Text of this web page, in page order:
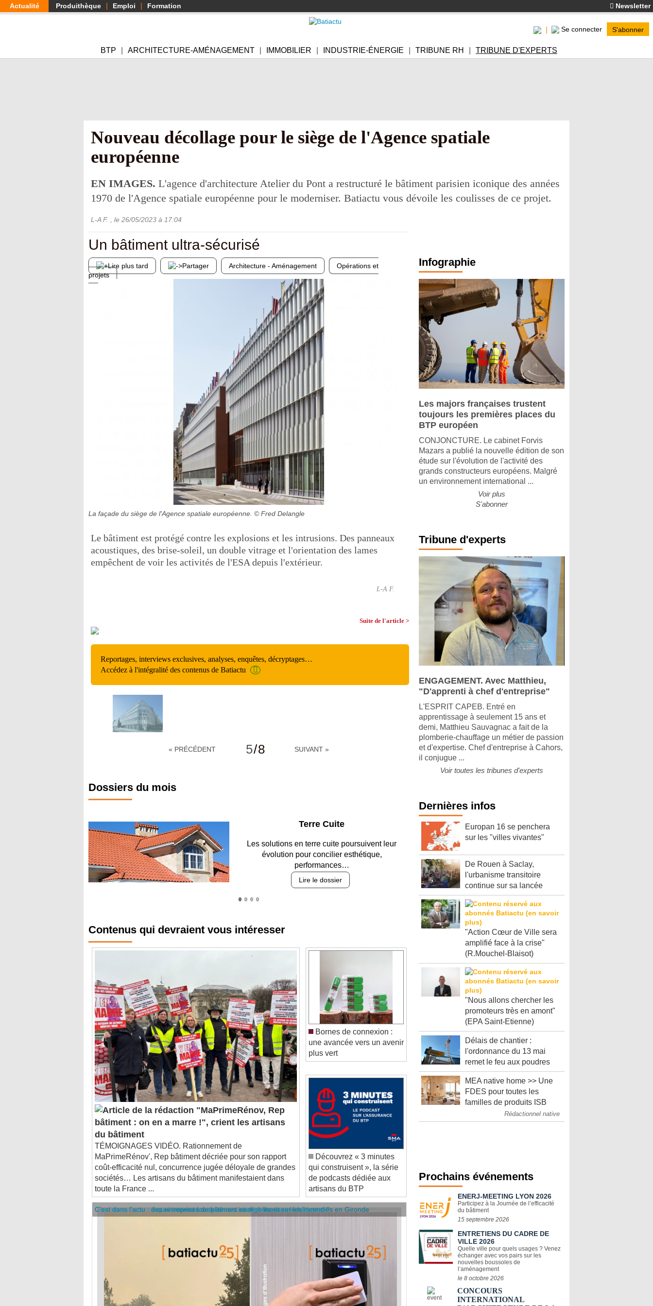
Aller
au
Actualité Produithèque Emploi Formation Newsletter
Se connecter S'abonner
BTP ARCHITECTURE-AMÉNAGEMENT IMMOBILIER INDUSTRIE-ÉNERGIE TRIBUNE RH TRIBUNE D'EXPERTS
Nouveau décollage pour le siège de l'Agence spatiale
européenne
EN IMAGES. L'agence d'architecture Atelier du Pont a restructuré le bâtiment parisien iconique des années
1970 de l'Agence spatiale européenne pour le moderniser. Batiactu vous dévoile les coulisses de ce projet.
L-A F. , le 26/05/2023 à 17:04
Un bâtiment ultra-sécurisé
Lire plus tard Partager Architecture - Aménagement
Opérations et
projets
La façade du siège de l'Agence spatiale européenne. © Fred Delangle
Le bâtiment est protégé contre les explosions et les intrusions. Des panneaux
acoustiques, des brise-soleil, un double vitrage et l'orientation des lames
empêchent de voir les activités de l'ESA depuis l'extérieur.
L-A F.
Suite de l'article >
Reportages, interviews exclusives, analyses, enquêtes, décryptages…
Accédez à l'intégralité des contenus de Batiactu
« PRÉCÉDENT 5/8 SUIVANT »
Dossiers du mois
Parking et garages
Entre circulation, sécurisation des accès, durabilité
des revêtements et intégration…
Lire le dossier
"MaPrimeRénov, Rep
bâtiment : on en a marre !", crient les artisans
du bâtiment
TÉMOIGNAGES VIDÉO. Rationnement de
MaPrimeRénov', Rep bâtiment décriée pour son rapport
coût-efficacité nul, concurrence jugée déloyale de grandes
sociétés… Les artisans du bâtiment manifestaient dans
toute la France ...
Bornes de connexion :
une avancée vers un avenir
plus vert
qui construisent », la série
de podcasts dédiée aux
artisans du BTP
C'est dans l'actu : des entreprises de bâtiment se mobilisent sur les incendies en Gironde
C'est dans l'actu : à quoi servent les systèmes intelligents dans le bâtiment ?
Infographie
Les majors françaises trustent
toujours les premières places du
BTP européen
CONJONCTURE. Le cabinet Forvis
Mazars a publié la nouvelle édition de son
étude sur l'évolution de l'activité des
grands constructeurs européens. Malgré
un environnement international ...
Voir plus
S'abonner
Tribune d'experts
ENGAGEMENT. Avec Matthieu,
"D'apprenti à chef d'entreprise"
L'ESPRIT CAPEB. Entré en
apprentissage à seulement 15 ans et
demi, Matthieu Sauvagnac a fait de la
plomberie-chauffage un métier de passion
et d'expertise. Chef d'entreprise à Cahors,
il conjugue ...
Voir toutes les tribunes d'experts
Dernières infos
Europan 16 se penchera
sur les "villes vivantes"
De Rouen à Saclay,
l'urbanisme transitoire
continue sur sa lancée
"Action Cœur de Ville sera
amplifié face à la crise"
(R.Mouchel-Blaisot)
"Nous allons chercher les
promoteurs très en amont"
(EPA Saint-Etienne)
Délais de chantier :
l'ordonnance du 13 mai
remet le feu aux poudres
MEA native home >> Une
FDES pour toutes les
familles de produits ISB
Rédactionnel native
Prochains événements
ENERJ-MEETING LYON 2026
Participez à la Journée de l’efficacité
du bâtiment
15 septembre 2026
ENTRETIENS DU CADRE DE
VILLE 2026
Quelle ville pour quels usages ? Venez
échanger avec vos pairs sur les
nouvelles boussoles de
l’aménagement
le 8 octobre 2026
CONCOURS
INTERNATIONAL